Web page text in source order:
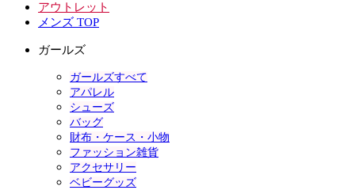
アウトレット
メンズ TOP
ガールズ
ガールズすべて
アパレル
シューズ
バッグ
財布・ケース・小物
ファッション雑貨
アクセサリー
ベビーグッズ